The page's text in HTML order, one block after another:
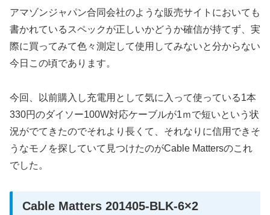
アマゾンジャパン合同会社のような販売サイトにおいても
書かれているスペックが正しいかどうか確信が持てず、実
際に買ってみて色々測定して使用してみないと分からない
今日この頃であります。
今回、以前購入し充電用として気に入って使っている1本
330円のダイソー100W対応ケーブルが1ｍで短いという状
況がでてきたのでそれより長くて、それなりに信用できそ
うなモノを探していて見つけたのがCable Mattersのこれ
でした。
Cable Matters 201405-BLK-6×2